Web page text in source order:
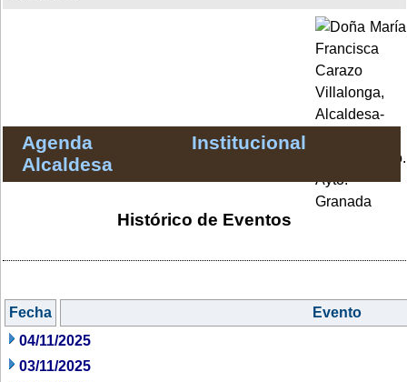
Agenda Institucional
Alcaldesa
Histórico de Eventos
Fecha
Evento
04/11/2025
03/11/2025